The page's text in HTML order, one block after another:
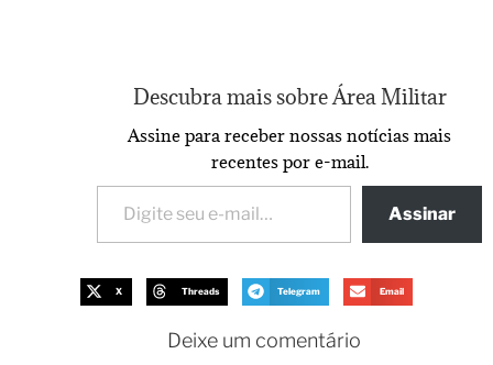
Descubra mais sobre Área Militar
Assine para receber nossas notícias mais
recentes por e-mail.
Assinar
X Threads Telegram Email
Deixe um comentário